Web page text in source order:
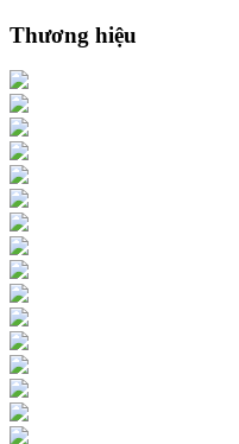
Thương hiệu